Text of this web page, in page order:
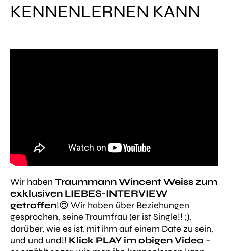
ENNENLERNEN KANN
Wir haben Traummann Wincent Weiss zum
exklusiven LIEBES-INTERVIEW
getroffen!😍 Wir haben über Beziehungen
gesprochen, seine Traumfrau (er ist Single!! ;),
darüber, wie es ist, mit ihm auf einem Date zu sein,
und und und!! Klick PLAY im obigen Video –